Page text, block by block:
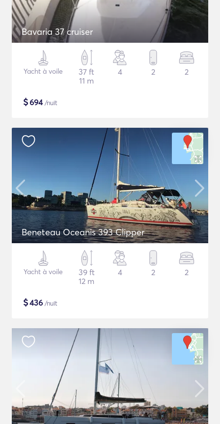
Bavaria 37 cruiser
Yacht à voile
37 ft
11 m
4 2 2
$694/nuit
Beneteau Oceanis 393 Clipper
Yacht à voile
39 ft
12 m
4 2 2
$436 /nuit